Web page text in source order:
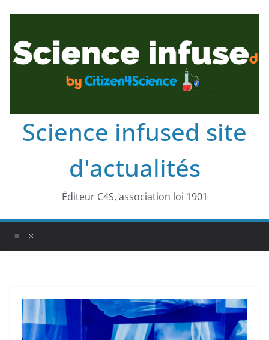
Science infused site
d'actualités
Éditeur C4S, association loi 1901